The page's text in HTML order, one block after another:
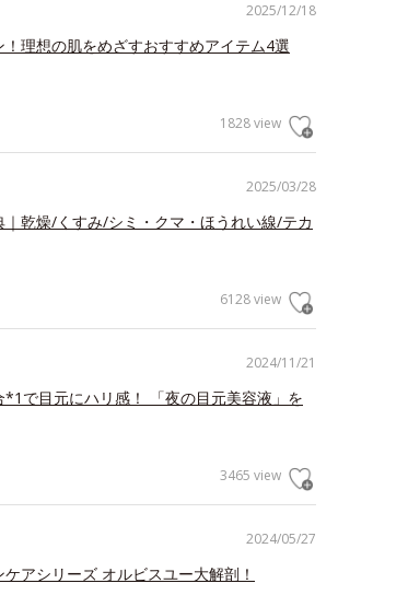
2025/12/18
理想の肌をめざすおすすめアイテム4選
1828 view
2025/03/28
乾燥/くすみ/シミ・クマ・ほうれい線/テカ
6128 view
2024/11/21
*1で目元にハリ感！ 「夜の目元美容液」を
3465 view
2024/05/27
アシリーズ オルビスユー大解剖！